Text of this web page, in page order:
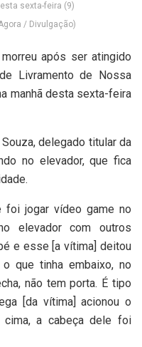
sexta-feira (9)
/ Divulgação)
após ser atingido
Livramento de Nossa
manhã desta sexta-feira
delegado titular da
no elevador, que fica
foi jogar vídeo game no
elevador com outros
e esse [a vítima] deitou
que tinha embaixo, no
não tem porta. É tipo
[da vítima] acionou o
cima, a cabeça dele foi